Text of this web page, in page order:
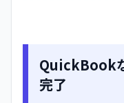
QuickBook
完了